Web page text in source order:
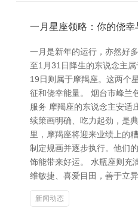
一月星座领略：你的侥幸
一月是新年的运行，亦然好
至1月31日降生的东说念主
19日则属于摩羯座。这两个
征和侥幸能量。 烟台市峰兰
服务 摩羯座的东说念主安适
续策画明确、吃力起劲，是
里，摩羯座将迎来业绩上的
制定规画并逐步执行。他们
饰能带来好运。 水瓶座则充
维敏捷、喜爱目田，善于立
新闻动态